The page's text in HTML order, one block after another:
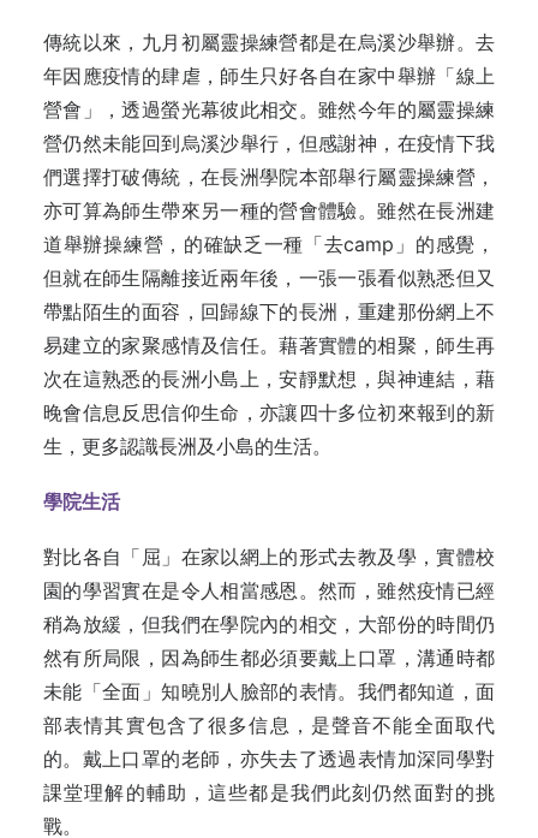
傳統以來，九月初屬靈操練營都是在烏溪沙舉辦。去
年因應疫情的肆虐，師生只好各自在家中舉辦「線上
營會」，透過螢光幕彼此相交。雖然今年的屬靈操練
營仍然未能回到烏溪沙舉行，但感謝神，在疫情下我
們選擇打破傳統，在長洲學院本部舉行屬靈操練營，
亦可算為師生帶來另一種的營會體驗。雖然在長洲建
道舉辦操練營，的確缺乏一種「去camp」的感覺，
但就在師生隔離接近兩年後，一張一張看似熟悉但又
帶點陌生的面容，回歸線下的長洲，重建那份網上不
易建立的家聚感情及信任。藉著實體的相聚，師生再
次在這熟悉的長洲小島上，安靜默想，與神連結，藉
晚會信息反思信仰生命，亦讓四十多位初來報到的新
生，更多認識長洲及小島的生活。
學院生活
對比各自「屈」在家以網上的形式去教及學，實體校
園的學習實在是令人相當感恩。然而，雖然疫情已經
稍為放緩，但我們在學院內的相交，大部份的時間仍
然有所局限，因為師生都必須要戴上口罩，溝通時都
未能「全面」知曉別人臉部的表情。我們都知道，面
部表情其實包含了很多信息，是聲音不能全面取代
的。戴上口罩的老師，亦失去了透過表情加深同學對
課堂理解的輔助，這些都是我們此刻仍然面對的挑
戰。